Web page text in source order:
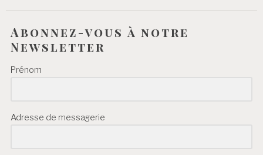
Abonnez-vous à notre
Newsletter
Prénom
Adresse de messagerie